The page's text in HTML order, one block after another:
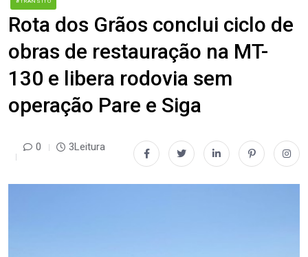
#TRÂNSITO
Rota dos Grãos conclui ciclo de
obras de restauração na MT-
130 e libera rodovia sem
operação Pare e Siga
0 3Leitura